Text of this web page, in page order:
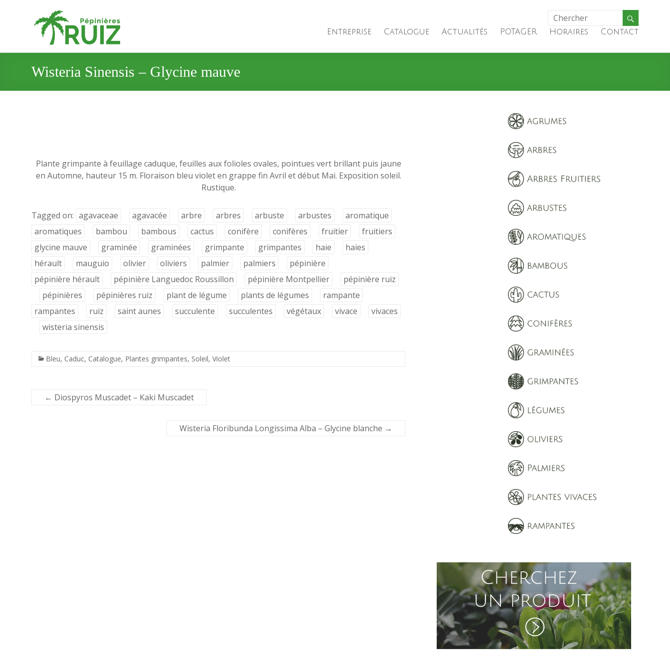
Entreprise Catalogue Actualités POTAGER Horaires Contact
Wisteria Sinensis – Glycine mauve
Plante grimpante à feuillage caduque, feuilles aux folioles ovales, pointues vert brillant puis jaune
en Automne, hauteur 15 m. Floraison bleu violet en grappe fin Avril et début Mai. Exposition soleil.
Rustique.
Tagged on: agavaceae agavacée arbre arbres arbuste arbustes
aromatique
aromatiques
bambou bambous cactus conifère conifères fruitier
fruitiers
glycine mauve
graminée graminées grimpante grimpantes haie
haies
hérault
mauguio olivier oliviers palmier palmiers
pépinière
pépinière hérault
pépinière Languedoc Roussillon pépinière Montpellier
pépinière ruiz
pépinières
pépinières ruiz plant de légume plants de légumes
rampante
rampantes
ruiz saint aunes succulente succulentes végétaux vivace
vivaces
wisteria sinensis
Bleu, Caduc, Catalogue, Plantes grimpantes, Soleil, Violet
← Diospyros Muscadet – Kaki Muscadet
Wisteria Floribunda Longissima Alba – Glycine blanche →